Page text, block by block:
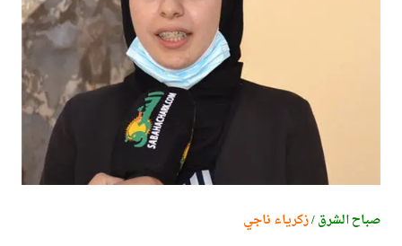
صباح الشرق /زكرياء ناجي